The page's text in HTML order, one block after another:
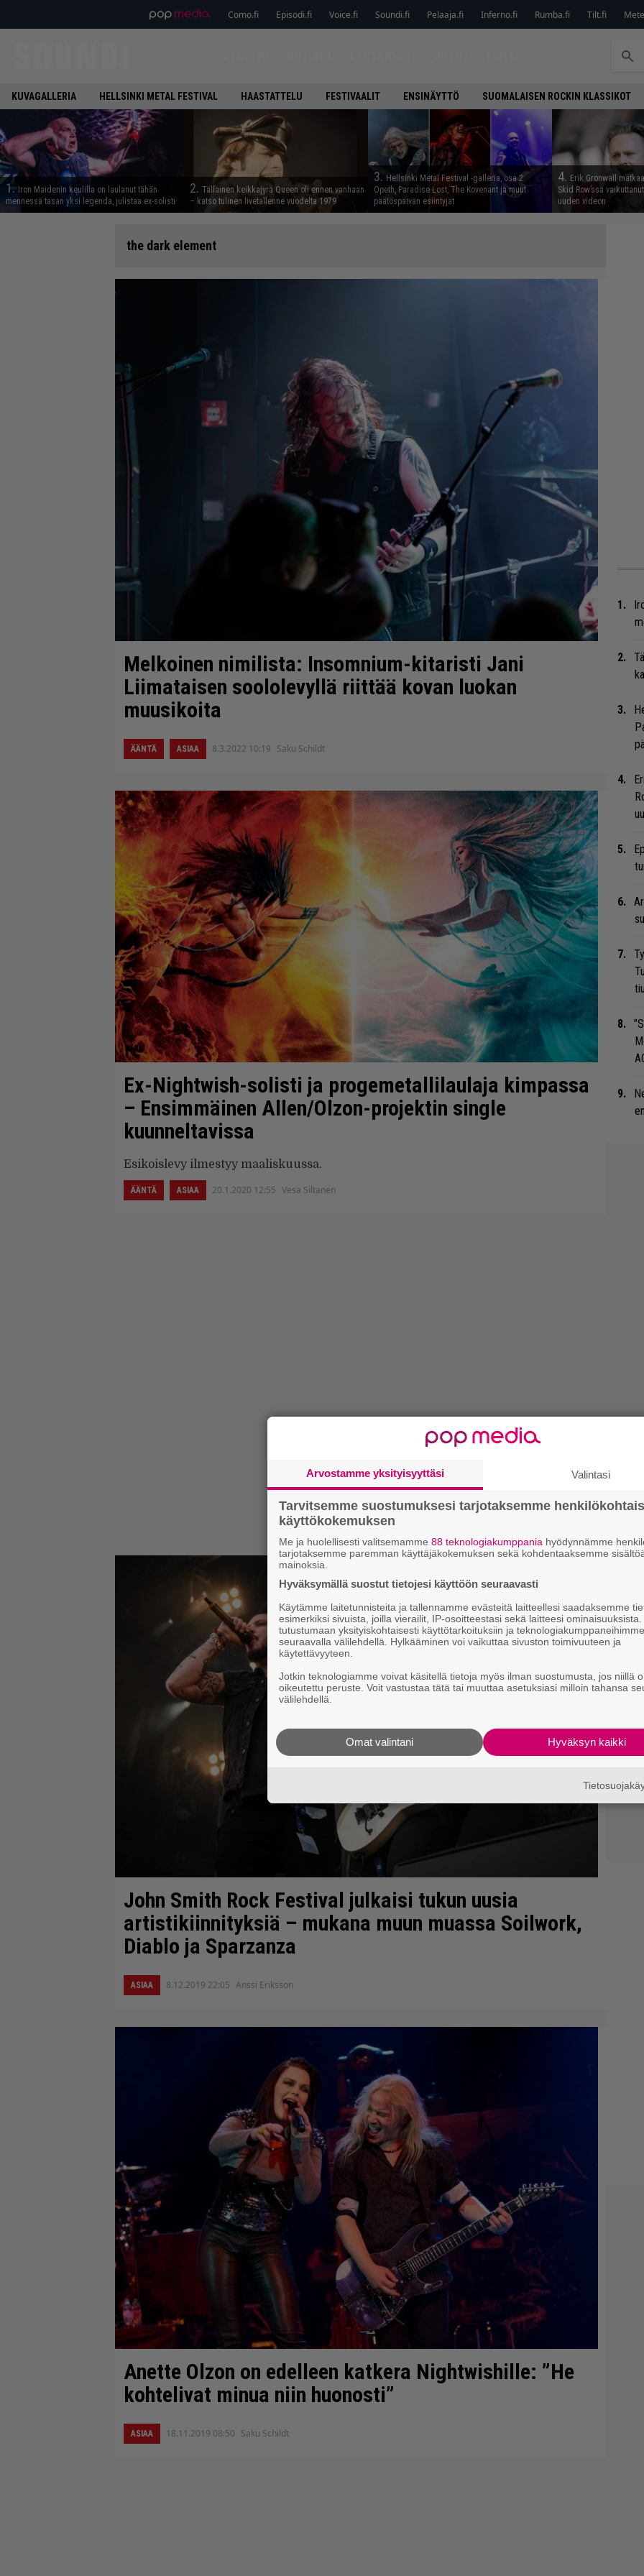
Como.fi Episodi.fi Voice.fi Soundi.fi Pelaaja.fi Inferno.fi Rumba.fi Tilt.fi
KUVAGALLERIA HELLSINKI METAL FESTIVAL HAASTATTELU FESTIVAALIT ENSINÄYTTÖ SUOMALAISEN ROCKIN KLASSIKOT
1. Iron Maidenin keulilla on laulanut tähän
mennessä tasan yksi legenda, julistaa ex-solisti
2. Tällainen keikkajyrä Queen oli ennen vanhaan
– katso tulinen livetallenne vuodelta 1979
3. Hellsinki Metal Festival -galleria, osa 2:
Opeth, Paradise Lost, The Kovenant ja muut
päätöspäivän esiintyjät
4. Erik Grönwall
Skid Row’ssa
uuden videon
the dark element
Melkoinen nimilista: Insomnium-kitaristi Jani
Liimataisen soololevyllä riittää kovan luokan
muusikoita
ÄÄNTÄ ASIAA 8.3.2022 10:19 Saku Schildt
Ex-Nightwish-solisti ja progemetallilaulaja kimpassa
– Ensimmäinen Allen/Olzon-projektin single
kuunneltavissa
Esikoislevy ilmestyy maaliskuussa.
ÄÄNTÄ ASIAA 20.1.2020 12:55 Vesa Siltanen
John Smith Rock Festival julkaisi tukun uusia
artistikiinnityksiä – mukana muun muassa Soilwork,
Diablo ja Sparzanza
ASIAA 8.12.2019 22:05 Anssi Eriksson
Anette Olzon on edelleen katkera Nightwishille: ”He
kohtelivat minua niin huonosti”
ASIAA 18.11.2019 08:50 Saku Schildt
Arvostamme yksityisyyttäsi Valintasi
Tarvitsemme suostumuksesi tarjotaksemme
käyttökokemuksen
Me ja huolellisesti valitsemamme 88 teknologiakumppania hyödynnämme
tarjotaksemme paremman käyttäjäkokemuksen sekä kohdentaaksemme
mainoksia.
Hyväksymällä suostut tietojesi käyttöön seuraavasti
Käytämme laitetunnisteita ja tallennamme evästeitä laitteellesi saadaksemme
esimerkiksi sivuista, joilla vierailit, IP-osoitteestasi sekä laitteesi
tutustumaan yksityiskohtaisesti käyttötarkoituksiin ja teknologiakumppaneihimme
seuraavalla välilehdellä. Hylkääminen voi vaikuttaa sivuston toimivuuteen ja
käytettävyyteen.
Jotkin teknologiamme voivat käsitellä tietoja myös ilman suostumusta, jos niillä
oikeutettu peruste. Voit vastustaa tätä tai muuttaa asetuksiasi milloin tahansa
välilehdellä.
Hyväksyn kaikki
Omat valintani